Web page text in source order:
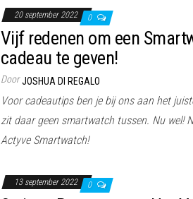
20 september 2022 0
Vijf redenen om een
cadeau te geven!
Door JOSHUA DI REGALO
Voor cadeautips ben je bij ons aan het
zit daar geen smartwatch tussen. Nu wel!
Actyve Smartwatch!
13 september 2022 0